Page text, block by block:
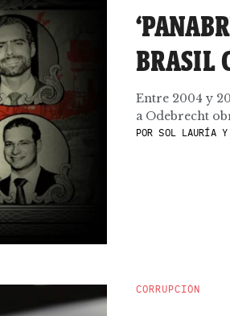
BRASIL
Entre 2004 y
a Odebrecht
POR SOL LAURÍA Y
CORRUPCIÓN